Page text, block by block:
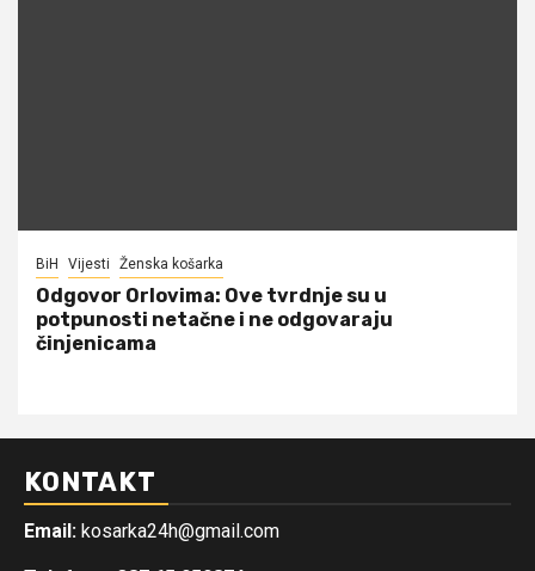
BiH Vijesti Ženska košarka
Odgovor Orlovima: ​Ove tvrdnje su u
potpunosti netačne i ne odgovaraju
činjenicama
KONTAKT
Email: kosarka24h@gmail.com